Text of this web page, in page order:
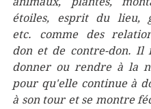
étoiles, esprit du lieu,
etc. comme des
don et de contre-don. Il
donner ou rendre à la
pour qu'elle continue à
à son tour et se montre